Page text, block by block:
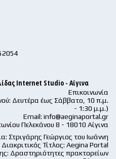
Internet Studio - Αίγινα
Επικοινωνία
Δευτέρα έως Σάββατο, 10 π.μ.
- 1:30 μ.μ.)
Email: info@aeginaportal.gr
Πελεκάνου 8 - 18010 Αίγινα
Στριγάρης Γεώργιος του Ιωάννη
Διακριτικός Τίτλος: Aegina Portal
Δραστηριότητες πρακτορείων